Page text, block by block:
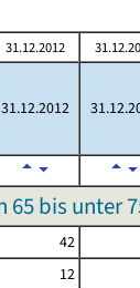
31.12.2012
31.12.2012
bis unter
42
12